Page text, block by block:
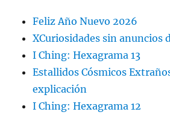
Feliz Año Nuevo 2026
XCuriosidades sin anuncios
I Ching: Hexagrama 13
Estallidos Cósmicos
explicación
I Ching: Hexagrama 12